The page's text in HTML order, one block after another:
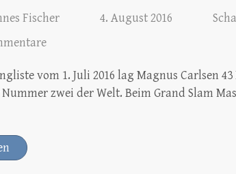
Fischer 4. August 2016
vom 1. Juli 2016 lag Magnus Carlsen
zwei der Welt. Beim Grand Slam